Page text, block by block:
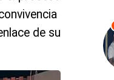
de su